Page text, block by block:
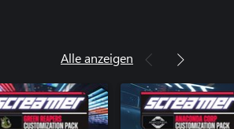
Alle anzeigen